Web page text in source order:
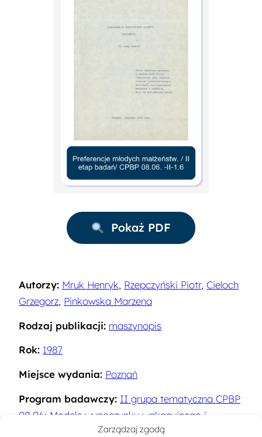
Zarządzaj zgodą
Pokaż PDF
Autorzy: Mruk Henryk, Rzepczyński Piotr, Cieloch
Grzegorz, Pinkowska Marzena
Rodzaj publikacji: maszynopis
Rok: 1987
Miejsce wydania: Poznań
Program badawczy: II grupa tematyczna CPBP
08.06: Modele wypoczynku wakacyjnego i
weekendowego w Polsce. Turystyka jako czynnik